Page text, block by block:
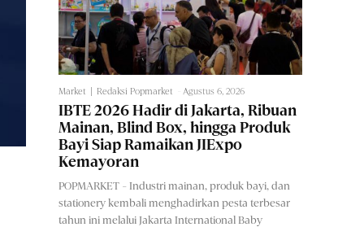
Market Redaksi Popmarket Agustus 6, 2026
IBTE 2026 Hadir di Jakarta, Ribuan
Mainan, Blind Box, hingga Produk
Bayi Siap Ramaikan JIExpo
Kemayoran
POPMARKET - Industri mainan, produk bayi, dan
stationery kembali menghadirkan pesta terbesar
tahun ini melalui Jakarta International Baby